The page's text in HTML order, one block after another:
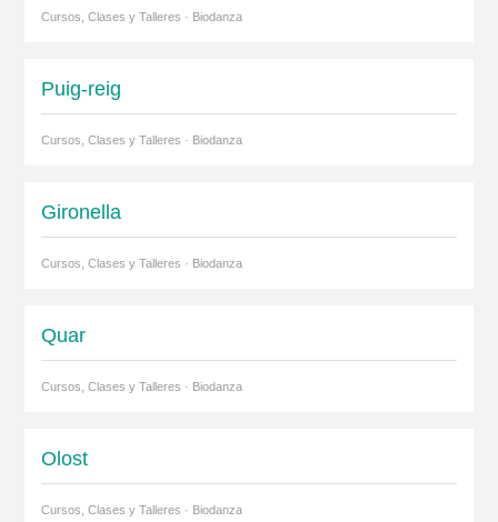
Cursos, Clases y Talleres · Biodanza
Puig-reig
Cursos, Clases y Talleres · Biodanza
Gironella
Cursos, Clases y Talleres · Biodanza
Quar
Cursos, Clases y Talleres · Biodanza
Olost
Cursos, Clases y Talleres · Biodanza